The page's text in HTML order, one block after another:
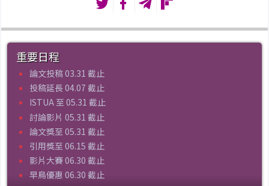
重要日程
論文投稿 03.31 截止
投稿延長 04.07 截止
ISTUA 至 05.31 截止
討論影片 05.31 截止
論文獎至 05.31 截止
引用獎至 06.15 截止
影片大賽 06.30 截止
早鳥優惠 06.30 截止